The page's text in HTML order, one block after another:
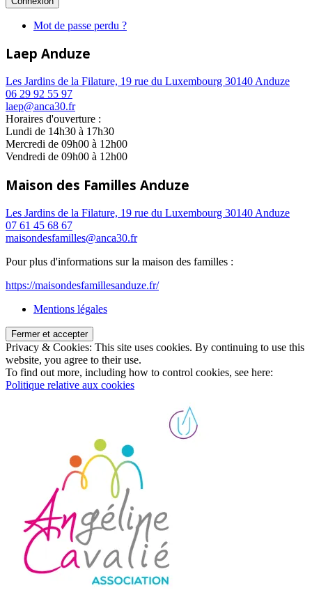
Mot de passe perdu ?
Laep Anduze
Les Jardins de la Filature, 19 rue du Luxembourg 30140 Anduze
06 29 92 55 97
laep@anca30.fr
Horaires d'ouverture :
Lundi de 14h30 à 17h30
Mercredi de 09h00 à 12h00
Vendredi de 09h00 à 12h00
Maison des Familles Anduze
Les Jardins de la Filature, 19 rue du Luxembourg 30140 Anduze
07 61 45 68 67
maisondesfamilles@anca30.fr
Pour plus d'informations sur la maison des familles :
https://maisondesfamillesanduze.fr/
Mentions légales
Privacy & Cookies: This site uses cookies. By continuing to use this
website, you agree to their use.
To find out more, including how to control cookies, see here:
Politique relative aux cookies